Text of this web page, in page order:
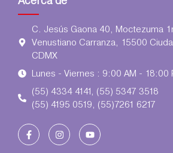
C. Jesús Gaona 40, Moctezuma
Venustiano Carranza, 15500
CDMX
Lunes - Viernes : 9:00 AM - 18:00
(55) 4334 4141, (55) 5347 3518
(55) 4195 0519, (55)7261 6217